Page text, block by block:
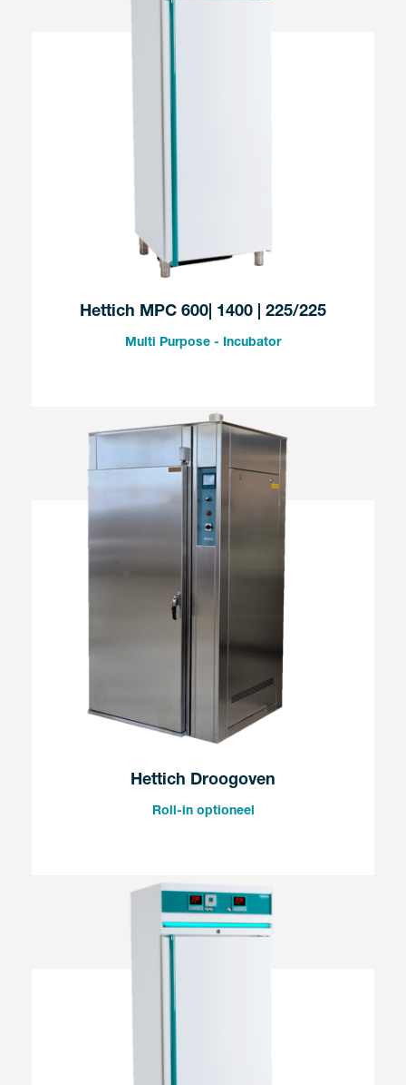
Hettich MPC 600| 1400 | 225/225
Multi Purpose - Incubator
Hettich Droogoven
Roll-in optioneel